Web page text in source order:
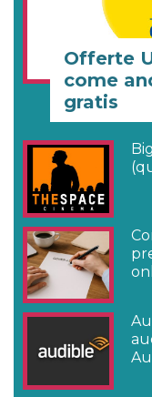
Offerte
come
gratis